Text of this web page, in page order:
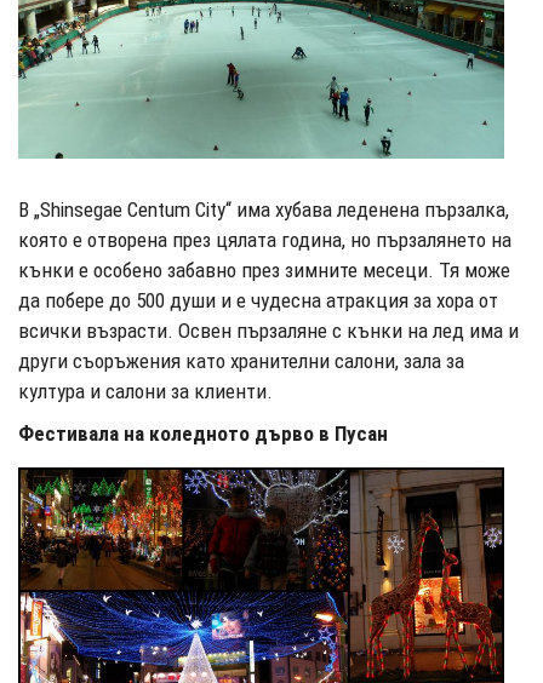
В „Shinsegae Centum City“ има хубава леденена пързалка,
която е отворена през цялата година, но пързалянето на
кънки е особено забавно през зимните месеци. Тя може
да побере до 500 души и е чудесна атракция за хора от
всички възрасти. Освен пързаляне с кънки на лед има и
други съоръжения като хранителни салони, зала за
култура и салони за клиенти.
Фестивала на коледното дърво в Пусан